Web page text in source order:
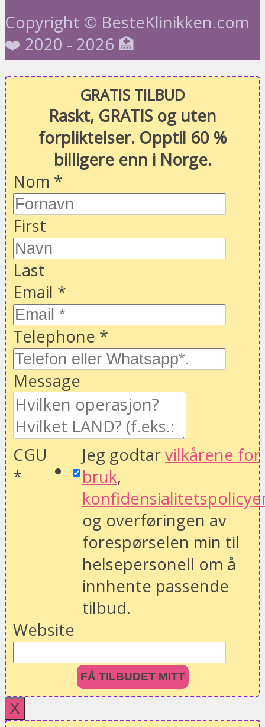
Copyright © BesteKlinikken.com
❤️ 2020 - 2026 🏥
GRATIS TILBUD
Raskt, GRATIS og uten
forpliktelser. Opptil 60 %
billigere enn i Norge.
Nom *
First
Last
Email *
Telephone *
Message
CGU
*
Jeg godtarvilkårene for
bruk,
og overføringen av
forespørselen min til
helsepersonell om å
innhente passende
tilbud.
Website
FÅ TILBUDET MITT
X